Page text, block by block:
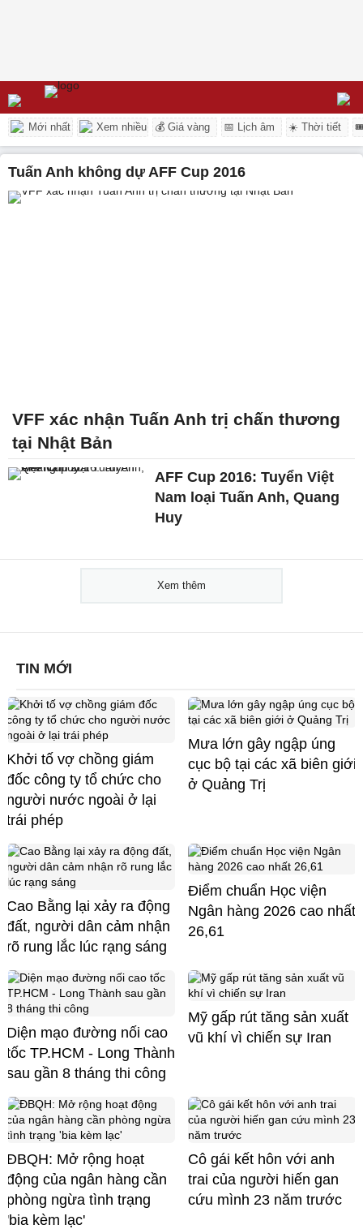
Mới nhất Xem nhiều 💰 Giá vàng 📅 Lịch âm ☀️ Thời tiết
Tuấn Anh không dự AFF Cup 2016
VFF xác nhận Tuấn Anh trị chấn thương
tại Nhật Bản
AFF Cup 2016: Tuyển Việt
Nam loại Tuấn Anh, Quang
Huy
Xem thêm
TIN MỚI
Khởi tố vợ chồng giám
đốc công ty tổ chức cho
người nước ngoài ở lại
trái phép
Mưa lớn gây ngập úng
cục bộ tại các xã biên giới
ở Quảng Trị
Cao Bằng lại xảy ra động
đất, người dân cảm nhận
rõ rung lắc lúc rạng sáng
Điểm chuẩn Học viện
Ngân hàng 2026 cao nhất
26,61
Diện mạo đường nối cao
tốc TP.HCM - Long Thành
sau gần 8 tháng thi công
Mỹ gấp rút tăng sản xuất
vũ khí vì chiến sự Iran
ĐBQH: Mở rộng hoạt
động của ngân hàng cần
phòng ngừa tình trạng
'bia kèm lạc'
Cô gái kết hôn với anh
trai của người hiến gan
cứu mình 23 năm trước